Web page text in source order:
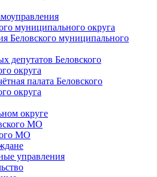
муниципального округа
Беловского муниципального
депутатов Беловского
округа
палата Беловского
округа
округе
МО
МО
управления